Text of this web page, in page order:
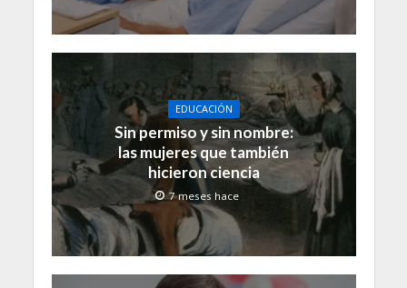
EDUCACIÓN
Sin permiso y sin nombre:
las mujeres que también
hicieron ciencia
7 meses hace